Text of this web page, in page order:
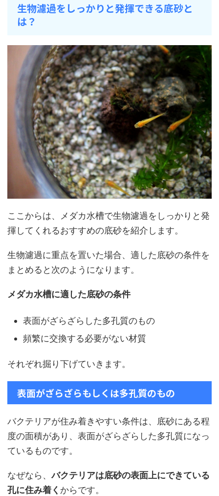
生物濾過をしっかりと発揮できる底砂と
は？
ここからは、メダカ水槽で生物濾過をしっかりと発
揮してくれるおすすめの底砂を紹介します。
生物濾過に重点を置いた場合、適した底砂の条件を
まとめると次のようになります。
メダカ水槽に適した底砂の条件
表面がざらざらした多孔質のもの
頻繁に交換する必要がない材質
それぞれ掘り下げていきます。
表面がざらざらもしくは多孔質のもの
バクテリアが住み着きやすい条件は、底砂にある程
度の面積があり、表面がざらざらした多孔質になっ
ているものです。
なぜなら、バクテリアは底砂の表面上にできている
孔に住み着く からです。